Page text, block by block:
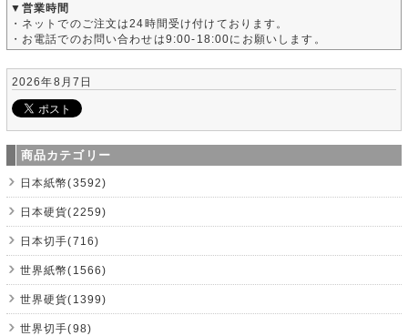
▼営業時間
・ネットでのご注文は24時間受け付けております。
・お電話でのお問い合わせは9:00-18:00にお願いします。
2026年8月7日
商品カテゴリー
日本紙幣(3592)
日本硬貨(2259)
日本切手(716)
世界紙幣(1566)
世界硬貨(1399)
世界切手(98)